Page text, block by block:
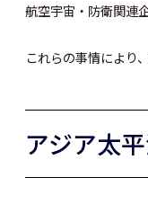
航空宇宙・防衛関連
これらの事情により
アジア太